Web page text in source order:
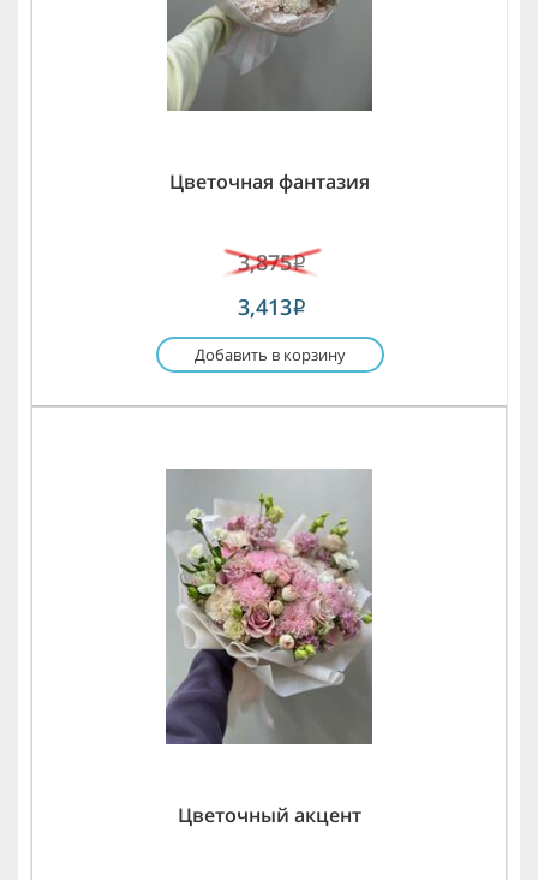
Цветочная фантазия
3,875i
3,413i
Добавить в корзину
Цветочный акцент